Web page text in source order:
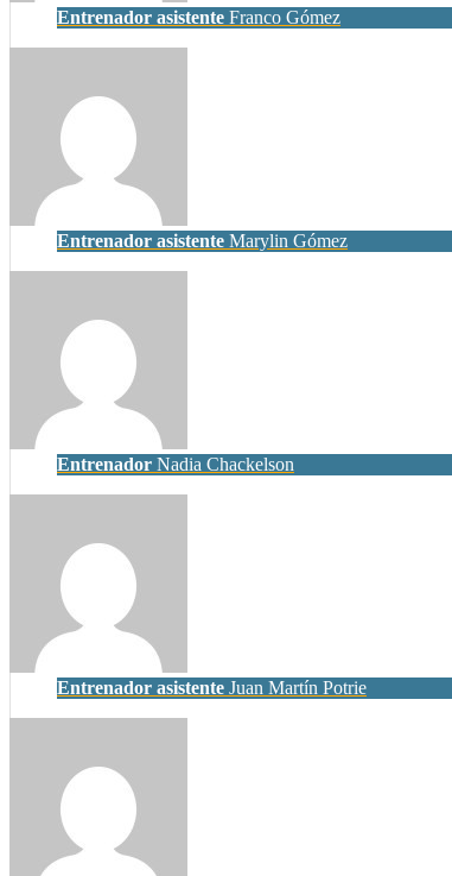
Entrenador asistente Franco Gómez
Entrenador asistente Marylin Gómez
Entrenador Nadia Chackelson
Entrenador asistente Juan Martín Potrie